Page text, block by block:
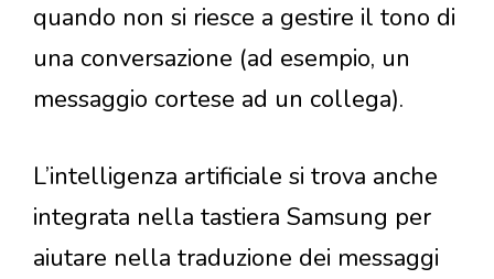
quando non si riesce a gestire il tono di
una conversazione (ad esempio, un
messaggio cortese ad un collega).
L’intelligenza artificiale si trova anche
integrata nella tastiera Samsung per
aiutare nella traduzione dei messaggi